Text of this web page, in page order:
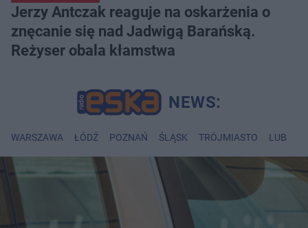
Jerzy Antczak reaguje na oskarżenia o
znęcanie się nad Jadwigą Barańską.
Reżyser obala kłamstwa
WARSZAWA ŁÓDŹ POZNAŃ ŚLĄSK TRÓJMIASTO LUBLIN